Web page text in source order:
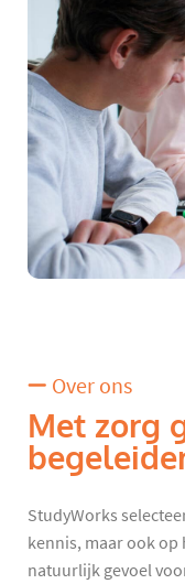
Over ons
Met zorg
StudyWorks
kennis, maar ook op
natuurlijk gevoel